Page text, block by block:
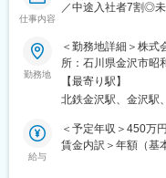
仕事内容
／中途入社者7割◎
■採用背景：
株式会社タナベコン
を持ち、地域密着で
現在、HRコンサル
しています。
未経験の方も大歓
環境を整えています
勤務地
＜勤務地詳細＞株
所：石川県金沢市昭
線／金沢駅受動喫煙
【最寄り駅】
北鉄金沢駅、金沢駅
給与
＜予定年収＞450万
賃金内訳＞年額（基